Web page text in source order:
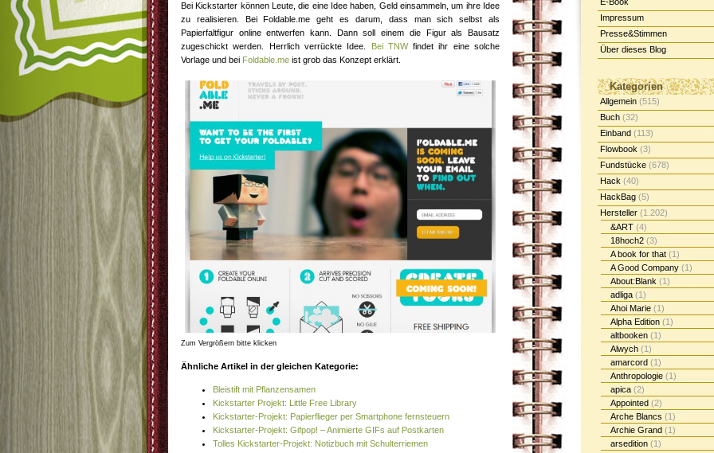
Bei Kickstarter können Leute, die eine Idee haben, Geld einsammeln, um ihre Idee
zu realisieren. Bei Foldable.me geht es darum, dass man sich selbst als
Papierfaltfigur online entwerfen kann. Dann soll einem die Figur als Bausatz
zugeschickt werden. Herrlich verrückte Idee.
Bei TNWfindet ihr eine solche
Vorlage und bei Foldable.me ist grob das Konzept erklärt.
Zum Vergrößern bitte klicken
Ähnliche Artikel in der gleichen Kategorie:
Bleistift mit Pflanzensamen
Kickstarter Projekt: Little Free Library
Kickstarter-Projekt: Papierflieger per Smartphone fernsteuern
Kickstarter-Projekt: Gifpop! – Animierte GIFs auf Postkarten
Tolles Kickstarter-Projekt: Notizbuch mit Schulterriemen
Impressum
Presse&Stimmen
Über dieses Blog
Kategorien
Allgemein (515)
Buch (32)
Einband (113)
Flowbook (3)
Fundstücke (678)
Hack (40)
HackBag (5)
Hersteller (1.202)
&ART (4)
18hoch2 (3)
A book for that (1)
A Good Company (1)
About:Blank (1)
adliga (1)
Ahoi Marie (1)
Alpha Edition (1)
altbooken (1)
Alwych (1)
amarcord (1)
Anthropologie (1)
apica (2)
Appointed (2)
Arche Blancs (1)
Archie Grand (1)
arsedition (1)